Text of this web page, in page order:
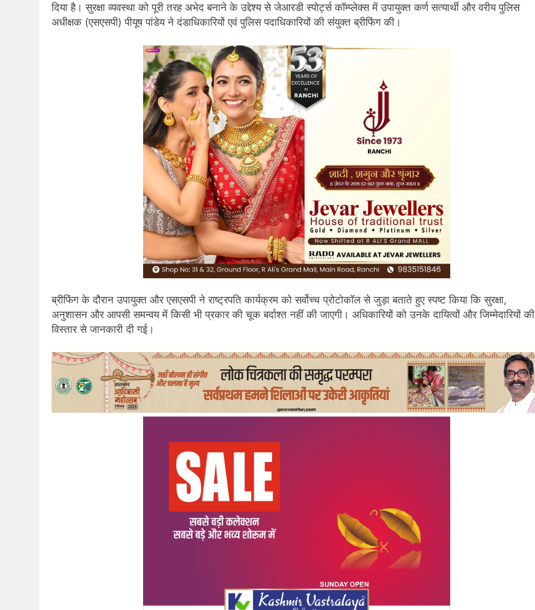
दिया है। सुरक्षा व्यवस्था को पूरी तरह अभेद बनाने के उद्देश्य से जेआरडी स्पोर्ट्स कॉम्प्लेक्स में उपायुक्त कर्ण सत्यार्थी और वरीय पुलिस
अधीक्षक (एसएसपी) पीयूष पांडेय ने दंडाधिकारियों एवं पुलिस पदाधिकारियों की संयुक्त ब्रीफिंग की।
ब्रीफिंग के दौरान उपायुक्त और एसएसपी ने राष्ट्रपति कार्यक्रम को सर्वोच्च प्रोटोकॉल से जुड़ा बताते हुए स्पष्ट किया कि सुरक्षा,
अनुशासन और आपसी समन्वय में किसी भी प्रकार की चूक बर्दाश्त नहीं की जाएगी। अधिकारियों को उनके दायित्वों और जिम्मेदारियों की
विस्तार से जानकारी दी गई।